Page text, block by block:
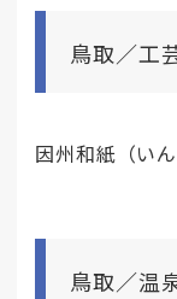
鳥取／工
因州和紙（い
鳥取／温